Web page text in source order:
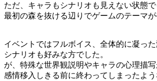
ただ、キャラもシナリオも見えない状態
最初の森を抜ける辺りでゲームのテーマ
イベントではフルボイス、全体的に凝った
シナリオも好みな方でした。
が、特殊な世界観説明やキャラの心理描写
感情移入しきる前に終わってしまったよう